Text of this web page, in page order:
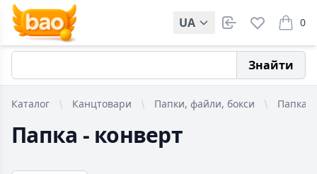
UA 0
items
Знайти
Каталог Канцтовари Папки, файли, бокси Папка -
Папка - конверт